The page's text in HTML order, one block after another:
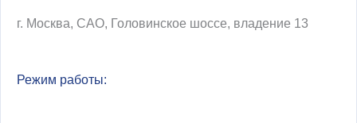
г. Москва, САО, Головинское шоссе, владение 13
Режим работы: